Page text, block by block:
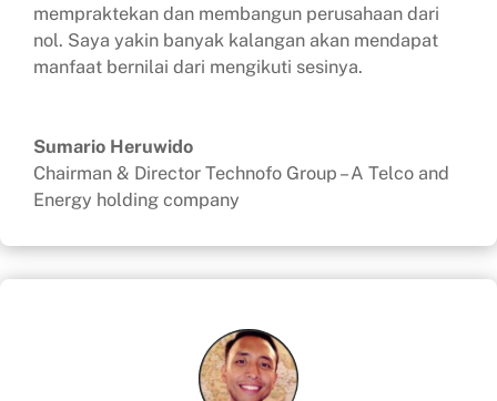
mempraktekan dan membangun perusahaan dari
nol. Saya yakin banyak kalangan akan mendapat
manfaat bernilai dari mengikuti sesinya.
Sumario Heruwido
Chairman & Director Technofo Group – A Telco and
Energy holding company